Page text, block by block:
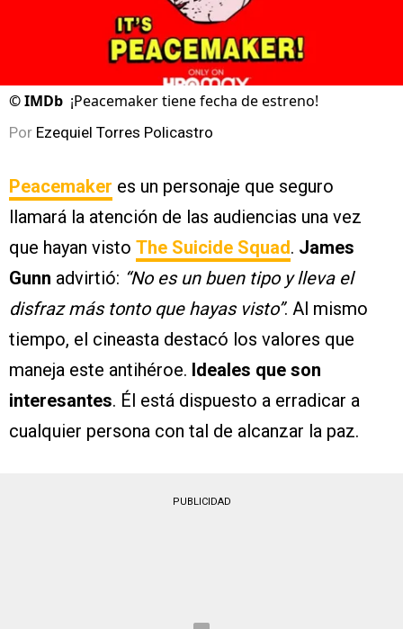
©IMDb ¡Peacemaker tiene fecha de estreno!
Por Ezequiel Torres Policastro
Peacemaker es un personaje que seguro
llamará la atención de las audiencias una vez
que hayan visto The Suicide Squad. James
Gunn advirtió: “No es un buen tipo y lleva el
disfraz más tonto que hayas visto”. Al mismo
tiempo, el cineasta destacó los valores que
maneja este antihéroe. Ideales que son
interesantes. Él está dispuesto a erradicar a
cualquier persona con tal de alcanzar la paz.
PUBLICIDAD